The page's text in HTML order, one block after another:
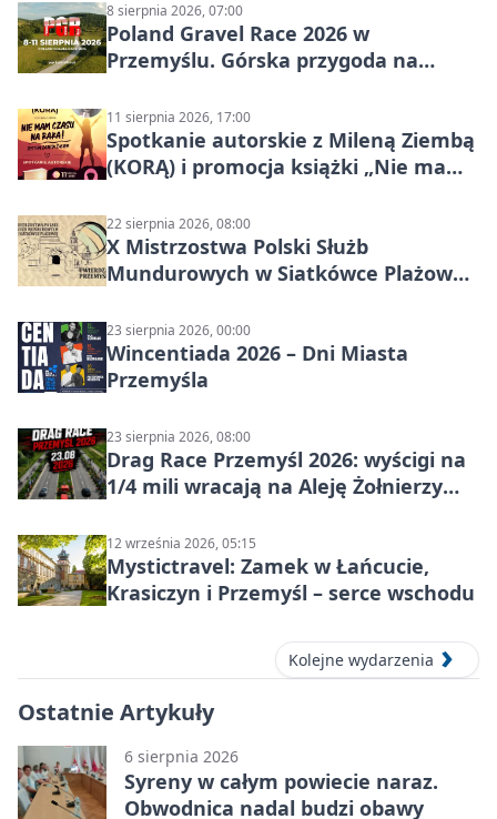
8 sierpnia 2026, 07:00
Poland Gravel Race 2026 w
Przemyślu. Górska przygoda na
11 sierpnia 2026, 17:00
Spotkanie autorskie z Mileną Ziembą
(KORĄ) i promocja książki „Nie mam
22 sierpnia 2026, 08:00
X Mistrzostwa Polski Służb
Mundurowych w Siatkówce Plażowej
23 sierpnia 2026, 00:00
Wincentiada 2026 – Dni Miasta
Przemyśla
23 sierpnia 2026, 08:00
Drag Race Przemyśl 2026: wyścigi na
1/4 mili wracają na Aleję Żołnierzy
12 września 2026, 05:15
Mystictravel: Zamek w Łańcucie,
Krasiczyn i Przemyśl – serce wschodu
Kolejne wydarzenia
Ostatnie Artykuły
6 sierpnia 2026
Syreny w całym powiecie naraz.
Obwodnica nadal budzi obawy